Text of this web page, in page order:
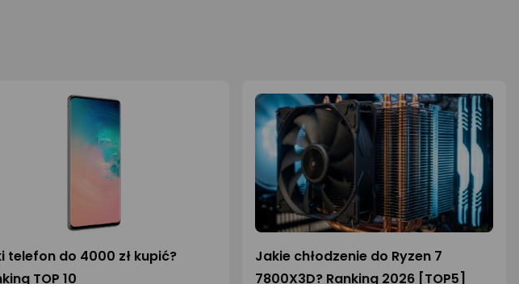
telefon do 4000 zł kupić?
TOP 10
Jakie chłodzenie do Ryzen 7
7800X3D? Ranking 2026 [TOP5]